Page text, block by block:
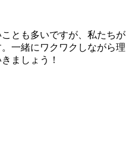
とも多いですが、私たちが
一緒にワクワクしながら理
ましょう！